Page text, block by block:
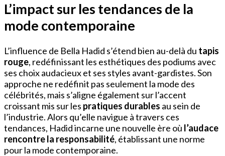
L’impact sur les tendances de la
mode contemporaine
L’influence de Bella Hadid s’étend bien au-delà du tapis
rouge, redéfinissant les esthétiques des podiums avec
ses choix audacieux et ses styles avant-gardistes. Son
approche ne redéfinit pas seulement la mode des
célébrités, mais s’aligne également sur l’accent
croissant mis sur les pratiques durables au sein de
l’industrie. Alors qu’elle navigue à travers ces
tendances, Hadid incarne une nouvelle ère où l’audace
rencontre la responsabilité, établissant une norme
pour la mode contemporaine.